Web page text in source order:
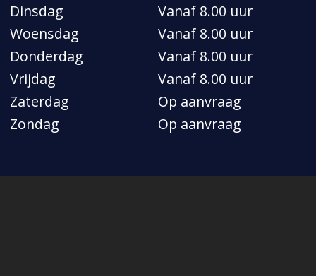
Dinsdag
Vanaf 8.00 uur
Woensdag
Vanaf 8.00 uur
Donderdag
Vanaf 8.00 uur
Vrijdag
Vanaf 8.00 uur
Zaterdag
Op aanvraag
Zondag
Op aanvraag